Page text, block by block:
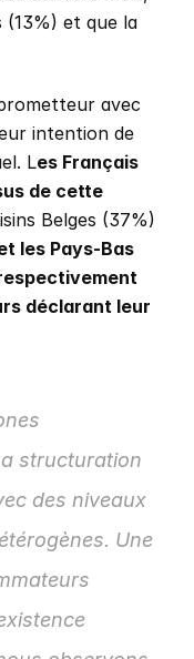
(13%) et que la
avec
intention de
Les Français
de cette
Belges (37%)
les Pays-Bas
déclarant leur
structuration
des niveaux
Une